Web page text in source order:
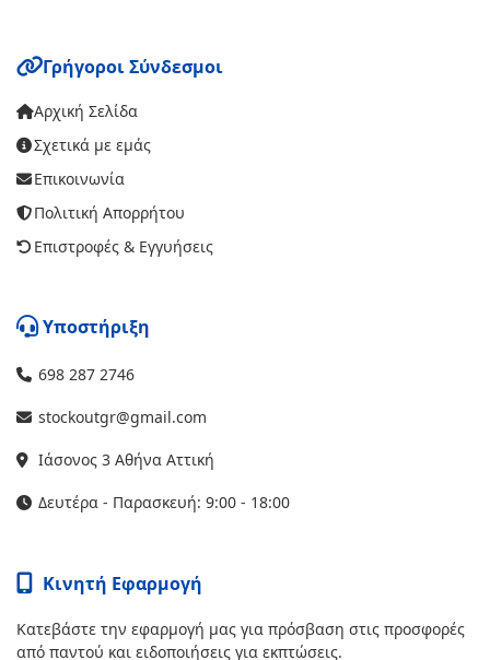
Γρήγοροι Σύνδεσμοι
Αρχική Σελίδα
Σχετικά με εμάς
Επικοινωνία
Πολιτική Απορρήτου
Επιστροφές & Εγγυήσεις
Υποστήριξη
698 287 2746
stockoutgr@gmail.com
Ιάσονος 3 Αθήνα Αττική
Δευτέρα - Παρασκευή: 9:00 - 18:00
Κινητή Εφαρμογή
Κατεβάστε την εφαρμογή μας για πρόσβαση στις προσφορές
από παντού και ειδοποιήσεις για εκπτώσεις.